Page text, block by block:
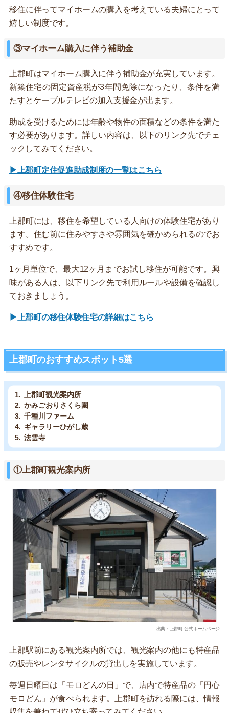
移住に伴ってマイホームの購入を考えている夫婦にとって
嬉しい制度です。
③マイホーム購入に伴う補助金
上郡町はマイホーム購入に伴う補助金が充実しています。
新築住宅の固定資産税が3年間免除になったり、条件を満
たすとケーブルテレビの加入支援金が出ます。
助成を受けるためには年齢や物件の面積などの条件を満た
す必要があります。詳しい内容は、以下のリンク先でチェ
ックしてみてください。
▶上郡町定住促進助成制度の一覧はこちら
④移住体験住宅
上郡町には、移住を希望している人向けの体験住宅があり
ます。住む前に住みやすさや雰囲気を確かめられるのでお
すすめです。
1ヶ月単位で、最大12ヶ月までお試し移住が可能です。興
味がある人は、以下リンク先で利用ルールや設備を確認し
ておきましょう。
▶上郡町の移住体験住宅の詳細はこちら
上郡町のおすすめスポット5選
上郡町観光案内所
かみごおりさくら園
千種川ファーム
ギャラリーひがし蔵
法雲寺
①上郡町観光案内所
出典：上郡町 公式ホームページ
上郡駅前にある観光案内所では、観光案内の他にも特産品
の販売やレンタサイクルの貸出しを実施しています。
毎週日曜日は「モロどんの日」で、店内で特産品の「円心
モロどん」が食べられます。上郡町を訪れる際には、情報